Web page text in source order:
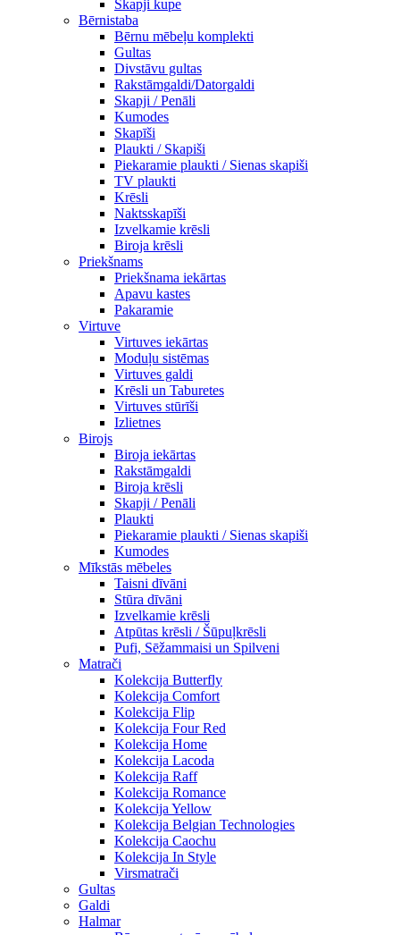
Skapji kupe
Bērnistaba
Bērnu mēbeļu komplekti
Gultas
Divstāvu gultas
Rakstāmgaldi/Datorgaldi
Skapji / Penāli
Kumodes
Skapīši
Plaukti / Skapiši
Piekaramie plaukti / Sienas skapiši
TV plaukti
Krēsli
Naktsskapīši
Izvelkamie krēsli
Biroja krēsli
Priekšnams
Priekšnama iekārtas
Apavu kastes
Pakaramie
Virtuve
Virtuves iekārtas
Moduļu sistēmas
Virtuves galdi
Krēsli un Taburetes
Virtuves stūrīši
Izlietnes
Birojs
Biroja iekārtas
Rakstāmgaldi
Biroja krēsli
Skapji / Penāli
Plaukti
Piekaramie plaukti / Sienas skapiši
Kumodes
Mīkstās mēbeles
Taisni dīvāni
Stūra dīvāni
Izvelkamie krēsli
Atpūtas krēsli / Šūpuļkrēsli
Pufi, Sēžammaisi un Spilveni
Matrači
Kolekcija Butterfly
Kolekcija Comfort
Kolekcija Flip
Kolekcija Four Red
Kolekcija Home
Kolekcija Lacoda
Kolekcija Raff
Kolekcija Romance
Kolekcija Yellow
Kolekcija Belgian Technologies
Kolekcija Caochu
Kolekcija In Style
Virsmatrači
Gultas
Galdi
Halmar